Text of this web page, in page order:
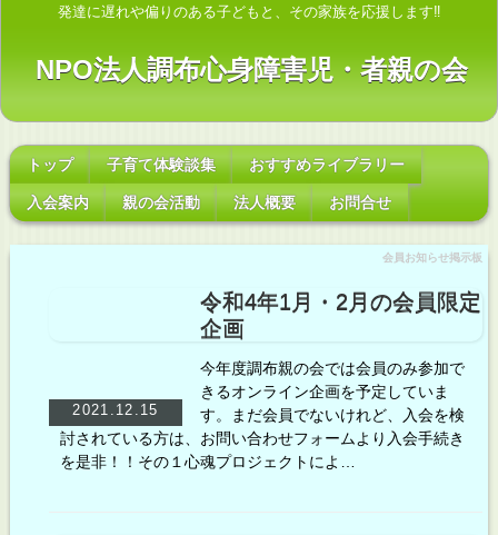
発達に遅れや偏りのある子どもと、その家族を応援します‼
NPO法人調布心身障害児・者親の会
トップ 子育て体験談集 おすすめライブラリー
入会案内 親の会活動 法人概要 お問合せ
会員お知らせ掲示板
2021.12.15
令和4年1月・2月の会員限定
企画
今年度調布親の会では会員のみ参加で
きるオンライン企画を予定していま
す。まだ会員でないけれど、入会を検
討されている方は、お問い合わせフォームより入会手続き
を是非！！その１心魂プロジェクトによ…